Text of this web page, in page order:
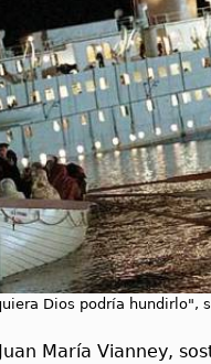
Dios podría hundirlo",
María Vianney,